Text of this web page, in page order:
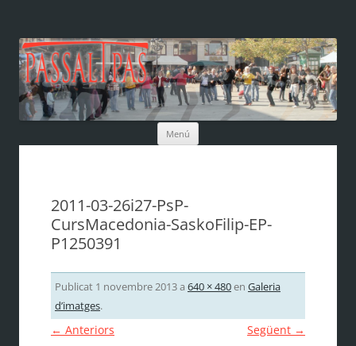
Menú
contingut
2011-03-26i27-PsP-
CursMacedonia-SaskoFilip-EP-
P1250391
Publicat 1 novembre 2013a 640 × 480en Galeria
d’imatges.
← Anteriors Següent →